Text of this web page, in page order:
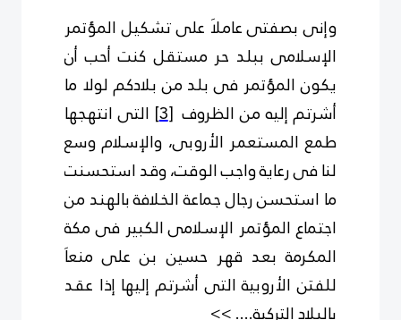
وإنى بصفتى عاملاَ على تشكيل المؤتمر
الإسلامى ببلد حر مستقل كنت أحب أن
يكون المؤتمر فى بلد من بلادكم لولا ما
أشرتم إليه من الظروف[3]
التى انتهجها
طمع المستعمر الأروبى، والإسلام وسع
لنا فى رعاية واجب الوقت، وقد استحسنت
ما استحسن رجال جماعة الخلافة بالهند من
اجتماع المؤتمر الإسلامى الكبير فى مكة
المكرمة بعد قهر حسين بن على منعاَ
للفتن الأروبية التى أشرتم إليها إذا عقد
بالبلاد التركية.... >>